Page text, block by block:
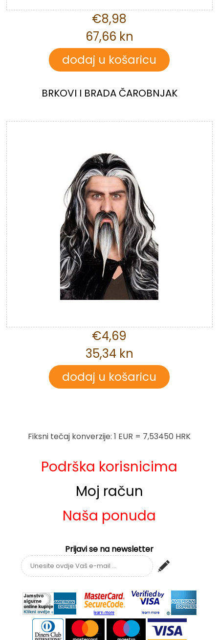
€8,98
67,66 kn
BRKOVI I BRADA ČAROBNJAK
€4,69
35,34 kn
Fiksni tečaj konverzije: 1 EUR = 7,53450 HRK
Podrška korisnicima
Moj račun
Naša ponuda
Prijavi se na newsletter